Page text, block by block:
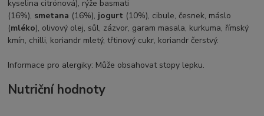
kyselina citrónová), rýže basmati
(16%), smetana (16%), jogurt (10%), cibule, česnek, máslo
(mléko), olivový olej, sůl, zázvor, garam masala, kurkuma, římský
kmín, chilli, koriandr mletý, třtinový cukr, koriandr čerstvý.
Informace pro alergiky: Může obsahovat stopy lepku.
Nutriční hodnoty